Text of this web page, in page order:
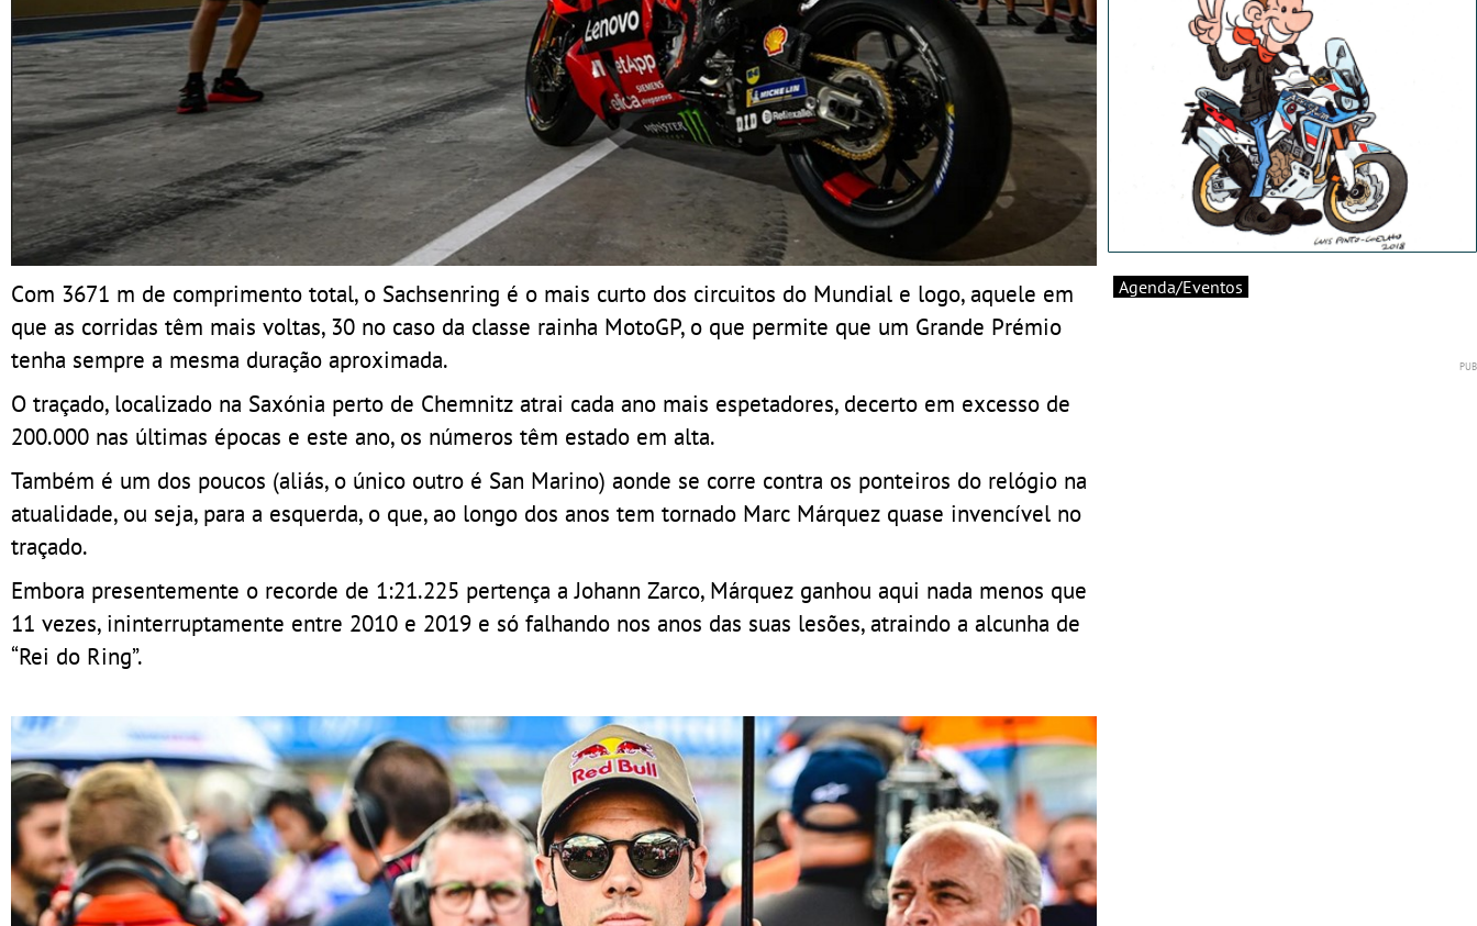
Com 3671 m de comprimento total, o Sachsenring é o mais curto dos circuitos do Mundial e logo, aquele em
que as corridas têm mais voltas, 30 no caso da classe rainha MotoGP, o que permite que um Grande Prémio
tenha sempre a mesma duração aproximada.
O traçado, localizado na Saxónia perto de Chemnitz atrai cada ano mais espetadores, decerto em excesso de
200.000 nas últimas épocas e este ano, os números têm estado em alta.
Também é um dos poucos (aliás, o único outro é San Marino) aonde se corre contra os ponteiros do relógio na
atualidade, ou seja, para a esquerda, o que, ao longo dos anos tem tornado Marc Márquez quase invencível no
traçado.
Embora presentemente o recorde de 1:21.225 pertença a Johann Zarco, Márquez ganhou aqui nada menos que
11 vezes, ininterruptamente entre 2010 e 2019 e só falhando nos anos das suas lesões, atraindo a alcunha de
“Rei do Ring”.
Agenda/Eventos